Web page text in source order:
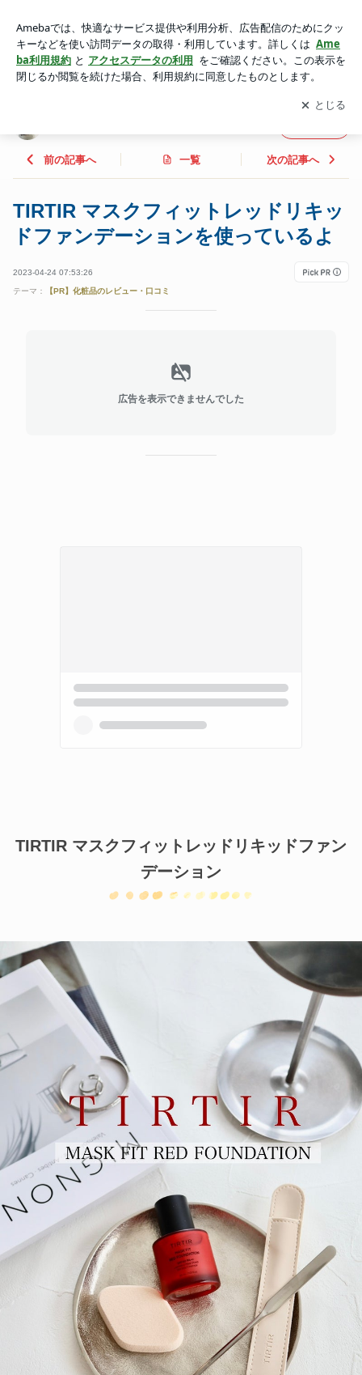
っているよ | life
アプリをダウンロードして ブログの更新通知
を受け取りまし
ょう。
開く
前の記事へ 一覧 次の記事へ
TIRTIR マスクフィットレッドリキッ
ドファンデーションを使っているよ
2023-04-24 07:53:26
テーマ： 【PR】化粧品のレビュー・口コミ
広告を表示できませんでした
TIRTIR マスクフィットレッドリキッドファン
デーション